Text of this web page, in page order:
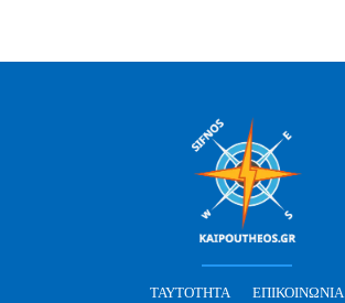
ΤΑΥΤΌΤΗΤΑ ΕΠΙΚΟΙΝΩΝΊΑ